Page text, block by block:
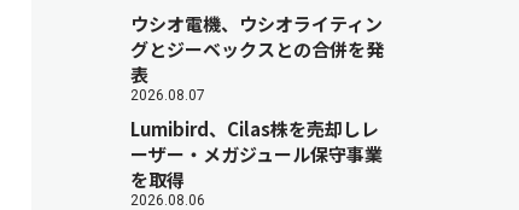
ウシオ電機、ウシオライティン
グとジーベックスとの合併を発
表
2026.08.07
Lumibird、Cilas株を売却しレ
ーザー・メガジュール保守事業
を取得
2026.08.06